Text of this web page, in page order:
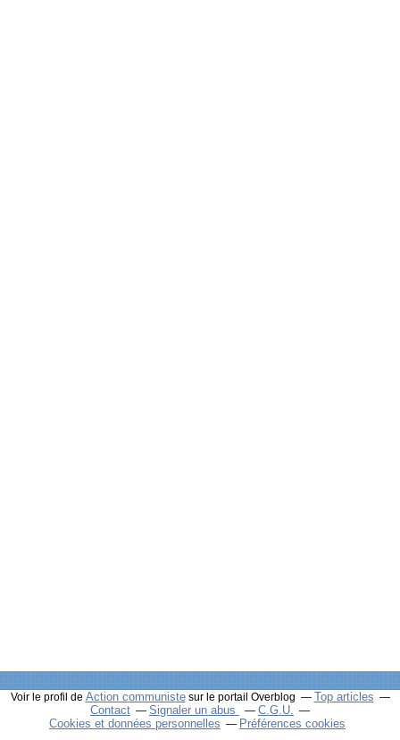
Voir le profil de Action communistesur le portail Overblog
Top articles
Contact
Signaler un abus
C.G.U.
Cookies et données personnelles
Préférences cookies